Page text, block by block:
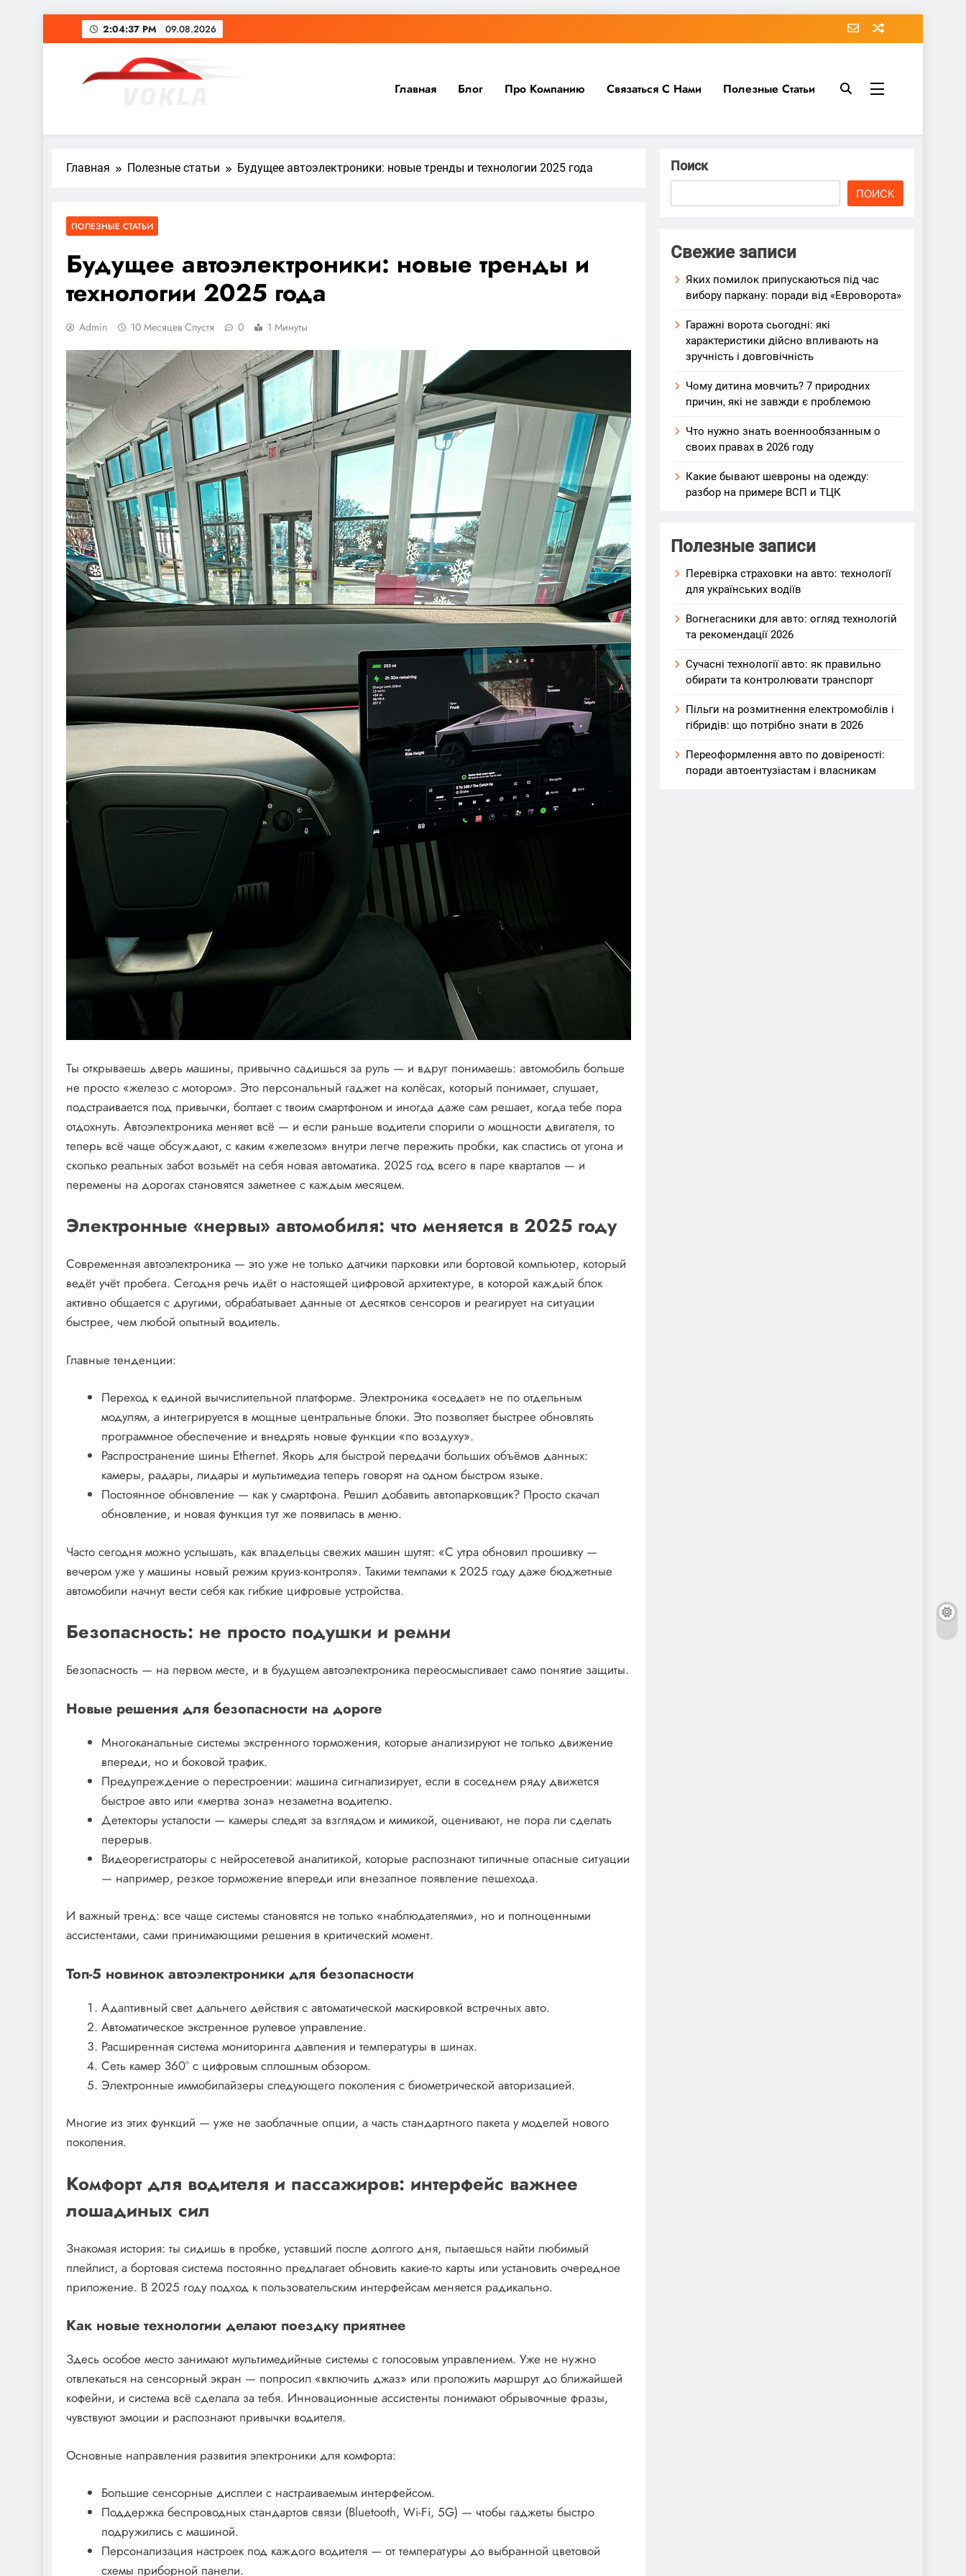
Перейти
2:04:39 PM 09.08.2026
vokla.vn.ua
Главная Блог Про Компанию Связаться С Нами Полезные Статьи
Главная Полезные статьи Будущее автоэлектроники: новые тренды и технологии 2025 года
ПОЛЕЗНЫЕ СТАТЬИ
Будущее автоэлектроники: новые тренды и
технологии 2025 года
Admin 10 Месяцев Спустя 0 1 Минуты
Ты открываешь дверь машины, привычно садишься за руль — и вдруг понимаешь: автомобиль больше
не просто «железо с мотором». Это персональный гаджет на колёсах, который понимает, слушает,
подстраивается под привычки, болтает с твоим смартфоном и иногда даже сам решает, когда тебе пора
отдохнуть. Автоэлектроника меняет всё — и если раньше водители спорили о мощности двигателя, то
теперь всё чаще обсуждают, с каким «железом» внутри легче пережить пробки, как спастись от угона и
сколько реальных забот возьмёт на себя новая автоматика. 2025 год всего в паре кварталов — и
перемены на дорогах становятся заметнее с каждым месяцем.
Электронные «нервы» автомобиля: что меняется в 2025 году
Современная автоэлектроника — это уже не только датчики парковки или бортовой компьютер, который
ведёт учёт пробега. Сегодня речь идёт о настоящей цифровой архитектуре, в которой каждый блок
активно общается с другими, обрабатывает данные от десятков сенсоров и реагирует на ситуации
быстрее, чем любой опытный водитель.
Главные тенденции:
Переход к единой вычислительной платформе. Электроника «оседает» не по отдельным
модулям, а интегрируется в мощные центральные блоки. Это позволяет быстрее обновлять
программное обеспечение и внедрять новые функции «по воздуху».
Распространение шины Ethernet. Якорь для быстрой передачи больших объёмов данных:
камеры, радары, лидары и мультимедиа теперь говорят на одном быстром языке.
Постоянное обновление — как у смартфона. Решил добавить автопарковщик? Просто скачал
обновление, и новая функция тут же появилась в меню.
Часто сегодня можно услышать, как владельцы свежих машин шутят: «С утра обновил прошивку —
вечером уже у машины новый режим круиз-контроля». Такими темпами к 2025 году даже бюджетные
автомобили начнут вести себя как гибкие цифровые устройства.
Безопасность: не просто подушки и ремни
Безопасность — на первом месте, и в будущем автоэлектроника переосмысливает само понятие защиты.
Новые решения для безопасности на дороге
Многоканальные системы экстренного торможения, которые анализируют не только движение
впереди, но и боковой трафик.
Предупреждение о перестроении: машина сигнализирует, если в соседнем ряду движется
быстрое авто или «мертва зона» незаметна водителю.
Детекторы усталости — камеры следят за взглядом и мимикой, оценивают, не пора ли сделать
перерыв.
Видеорегистраторы с нейросетевой аналитикой, которые распознают типичные опасные ситуации
— например, резкое торможение впереди или внезапное появление пешехода.
И важный тренд: все чаще системы становятся не только «наблюдателями», но и полноценными
ассистентами, сами принимающими решения в критический момент.
Топ-5 новинок автоэлектроники для безопасности
Адаптивный свет дальнего действия с автоматической маскировкой встречных авто.
Автоматическое экстренное рулевое управление.
Расширенная система мониторинга давления и температуры в шинах.
Сеть камер 360° с цифровым сплошным обзором.
Электронные иммобилайзеры следующего поколения с биометрической авторизацией.
Многие из этих функций — уже не заоблачные опции, а часть стандартного пакета у моделей нового
поколения.
Комфорт для водителя и пассажиров: интерфейс важнее
лошадиных сил
Знакомая история: ты сидишь в пробке, уставший после долгого дня, пытаешься найти любимый
плейлист, а бортовая система постоянно предлагает обновить какие-то карты или установить очередное
приложение. В 2025 году подход к пользовательским интерфейсам меняется радикально.
Как новые технологии делают поездку приятнее
Здесь особое место занимают мультимедийные системы с голосовым управлением. Уже не нужно
отвлекаться на сенсорный экран — попросил «включить джаз» или проложить маршрут до ближайшей
кофейни, и система всё сделала за тебя. Инновационные ассистенты понимают обрывочные фразы,
чувствуют эмоции и распознают привычки водителя.
Основные направления развития электроники для комфорта:
Большие сенсорные дисплеи с настраиваемым интерфейсом.
Поддержка беспроводных стандартов связи (Bluetooth, Wi-Fi, 5G) — чтобы гаджеты быстро
подружились с машиной.
Персонализация настроек под каждого водителя — от температуры до выбранной цветовой
схемы приборной панели.
Поиск
ПОИСК
Свежие записи
Яких помилок припускаються під час
вибору паркану: поради від «Евроворота»
Гаражні ворота сьогодні: які
характеристики дійсно впливають на
зручність і довговічність
Чому дитина мовчить? 7 природних
причин, які не завжди є проблемою
Что нужно знать военнообязанным о
своих правах в 2026 году
Какие бывают шевроны на одежду:
разбор на примере ВСП и ТЦК
Полезные записи
Перевірка страховки на авто: технології
для українських водіїв
Вогнегасники для авто: огляд технологій
та рекомендації 2026
Сучасні технології авто: як правильно
обирати та контролювати транспорт
Пільги на розмитнення електромобілів і
гібридів: що потрібно знати в 2026
Переоформлення авто по довіреності:
поради автоентузіастам і власникам